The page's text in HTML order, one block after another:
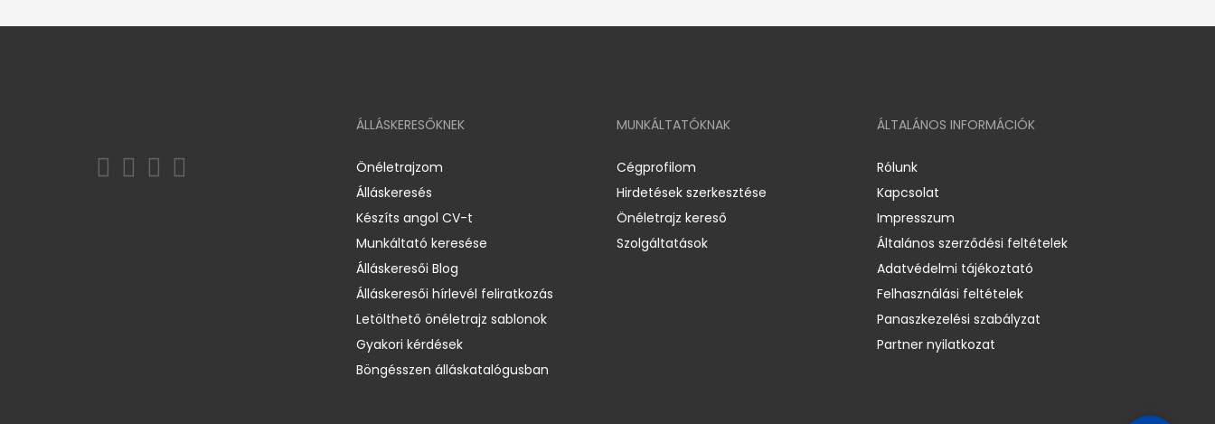
ÁLLÁSKERESŐKNEK
Önéletrajzom
Álláskeresés
Készíts angol CV-t
Munkáltató keresése
Álláskeresői Blog
Álláskeresői hírlevél feliratkozás
Letölthető önéletrajz sablonok
Gyakori kérdések
Böngésszen álláskatalógusban
MUNKÁLTATÓKNAK
Cégprofilom
Hirdetések szerkesztése
Önéletrajz kereső
Szolgáltatások
ÁLTALÁNOS INFORMÁCIÓK
Rólunk
Kapcsolat
Impresszum
Általános szerződési feltételek
Adatvédelmi tájékoztató
Felhasználási feltételek
Panaszkezelési szabályzat
Partner nyilatkozat